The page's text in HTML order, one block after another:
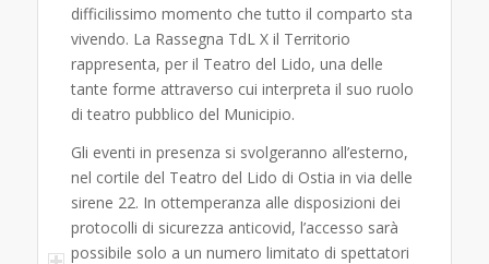
difficilissimo momento che tutto il comparto sta
vivendo. La Rassegna TdL X il Territorio
rappresenta, per il Teatro del Lido, una delle
tante forme attraverso cui interpreta il suo ruolo
di teatro pubblico del Municipio.
Gli eventi in presenza si svolgeranno all’esterno,
nel cortile del Teatro del Lido di Ostia in via delle
sirene 22. In ottemperanza alle disposizioni dei
protocolli di sicurezza anticovid, l’accesso sarà
possibile solo a un numero limitato di spettatori